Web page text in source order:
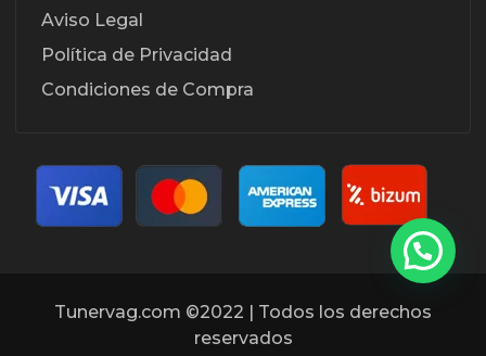
Aviso Legal
Política de Privacidad
Condiciones de Compra
Tunervag.com ©2022 | Todos los derechos
reservados